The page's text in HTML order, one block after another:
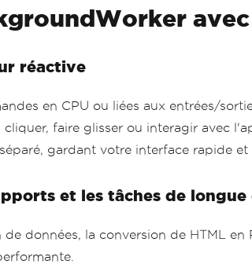
avec
réactive
en CPU ou liées aux entrées/
faire glisser ou interagir avec
gardant votre interface rapide
et les tâches de longue
données, la conversion de HTML